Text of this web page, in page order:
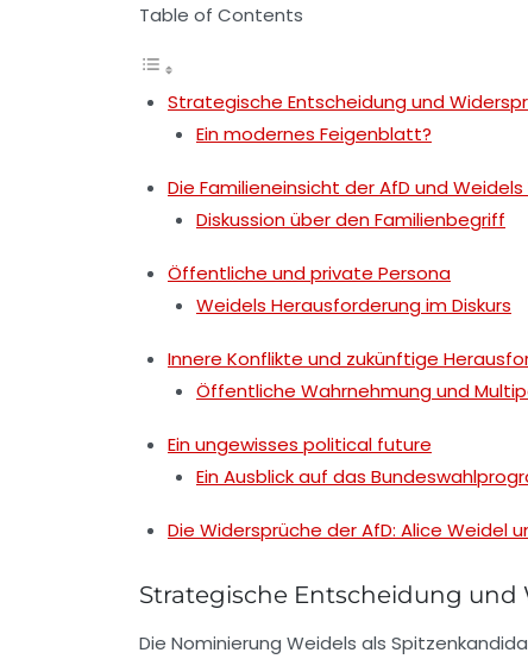
Table of Contents
Strategische Entscheidung und
Ein modernes Feigenblatt?
Die Familieneinsicht der AfD und
Diskussion über den Familienbegriff
Öffentliche und private Persona
Weidels Herausforderung im Diskurs
Innere Konflikte und zukünftige
Öffentliche Wahrnehmung und
Ein ungewisses political future
Ein Ausblick auf das
Die Widersprüche der AfD: Alice Weidel
Strategische Entscheidung
Die Nominierung Weidels als